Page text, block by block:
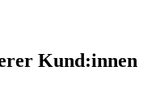
Kund:innen